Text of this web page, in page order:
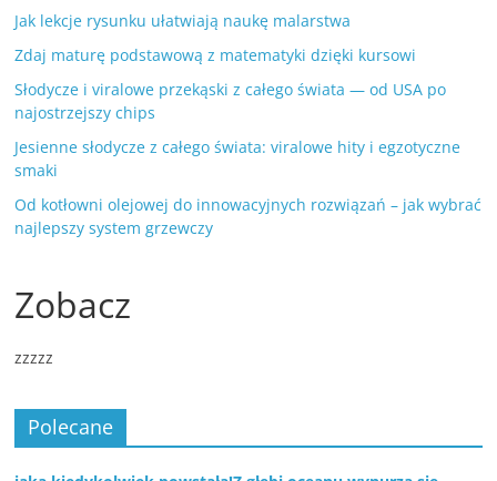
Jak lekcje rysunku ułatwiają naukę malarstwa
Zdaj maturę podstawową z matematyki dzięki kursowi
Słodycze i viralowe przekąski z całego świata — od USA po
najostrzejszy chips
Jesienne słodycze z całego świata: viralowe hity i egzotyczne
smaki
Od kotłowni olejowej do innowacyjnych rozwiązań – jak wybrać
najlepszy system grzewczy
Zobacz
zzzzz
Polecane